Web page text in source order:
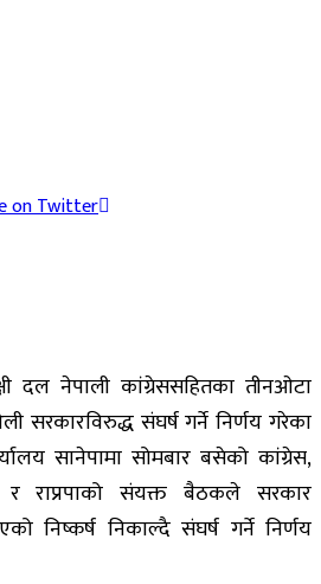
on Twitter
दल नेपाली कांग्रेससहितका तीनओटा
सरकारविरुद्ध संघर्ष गर्ने निर्णय गरेका
सानेपामा सोमबार बसेको कांग्रेस,
र राप्रपाको संयक्त बैठकले सरकार
निष्कर्ष निकाल्दै संघर्ष गर्ने निर्णय